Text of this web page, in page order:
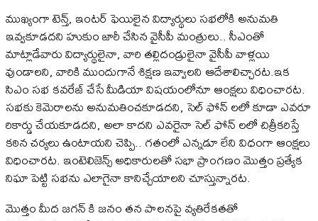
ముఖ్యంగా టెన్త్‌, ఇంట‌ర్ ఫెయిలైన విద్యార్థులు స‌భ‌లోకి అనుమ‌తి
ఇవ్వ‌కూడ‌ద‌ని హుకుం జారీ చేసిన వైసీపీ మంత్రులు.. సీఎంతో
మాట్లాడేవారు విద్యార్థులైనా, వారి త‌ల్లిదండ్రులైనా వైసీపీ వాళ్లయి
వుండాల‌ని, వారికి ముందుగానే శిక్ష‌ణ ఇవ్వాల‌ని ఆదేశాలిచ్చారట.ఇక
సిఎం సభ కవరేజ్ చేసే మీడియా విషయంలోనూ ఆంక్షలు విధించారట.
సభకు కెమెరాలను అనుమతించకూడదని, సెల్ ఫోన్ లలో కూడా ఎవరూ
రికార్డు చేయకూడదని, అలా కాదని ఎవరైనా సెల్ ఫోన్ లలో చిత్రీకరిస్తే
కఠిన చర్యలు ఉంటాయని చెప్పి.. గతంలో ఎన్నడూ లేని విధంగా ఆంక్షలు
విధించారట. ఇంటెలిజెన్స్ అధికారులతో సభా ప్రాంగణం మొత్తం ప్రత్యేక
నిఘా పెట్టి సభను ఎలాగైనా కానిచ్చేయాలని చూస్తున్నారట.
మొత్తం మీద జ‌గ‌న్‌ కి జ‌నం తన పాలనపై వ్యతిరేకతతో